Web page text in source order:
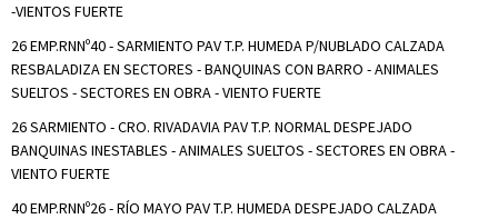
-VIENTOS FUERTE
26 EMP.RNNº40 - SARMIENTO PAV T.P. HUMEDA P/NUBLADO CALZADA
RESBALADIZA EN SECTORES - BANQUINAS CON BARRO - ANIMALES
SUELTOS - SECTORES EN OBRA - VIENTO FUERTE
26 SARMIENTO - CRO. RIVADAVIA PAV T.P. NORMAL DESPEJADO
BANQUINAS INESTABLES - ANIMALES SUELTOS - SECTORES EN OBRA -
VIENTO FUERTE
40 EMP.RNNº26 - RÍO MAYO PAV T.P. HUMEDA DESPEJADO CALZADA